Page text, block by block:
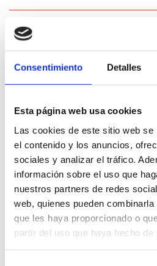
Consentimiento Detalles
Esta página web usa cookies
Las cookies de este sitio web se
el contenido y los anuncios,
sociales y analizar el tráfico.
información sobre el uso que
nuestros partners de redes
web, quienes pueden
que les haya proporcionado o
partir del uso que haya hecho de
Noces
Serveis Wellness
Galeria
Galeria
d'imatges
de
l'allotjament
Hàbitat
Dénia.